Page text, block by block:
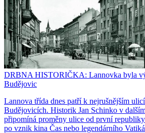
DRBNA HISTORIČKA: Lannovka byla
Budějovic
Lannova třída dnes patří k nejrušnějším
Budějovicích. Historik Jan Schinko v
připomíná proměny ulice od první
po vznik kina Čas nebo legendárního